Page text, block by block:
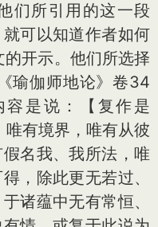
们所引用的这一段
可以知道作者如何
开示。他们所选择
瑜伽师地论》卷34
是说：【复作是
唯有境界，唯有从彼
名我、我所法，唯
，除此更无若过、
诸蕴中无有常恒、